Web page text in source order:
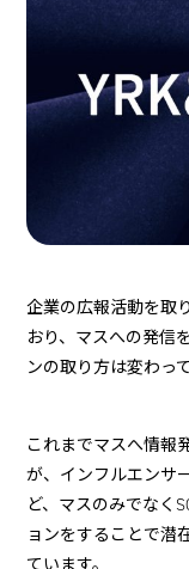
企業の広報活動を取
おり、マスへの発信
ンの取り方は変わっ
これまでマスへ情報
が、インフルエンサ
ど、マスのみでなく
ョンをすることで潜